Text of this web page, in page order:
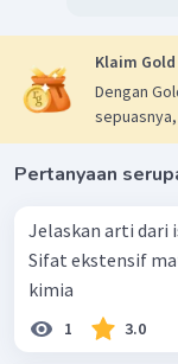
Klaim
Dengan
Pertanyaan
Jelaskan arti dari istilah
Sifat ekstensif materi d. Perubahan fisika e.
kimia
1 3.0